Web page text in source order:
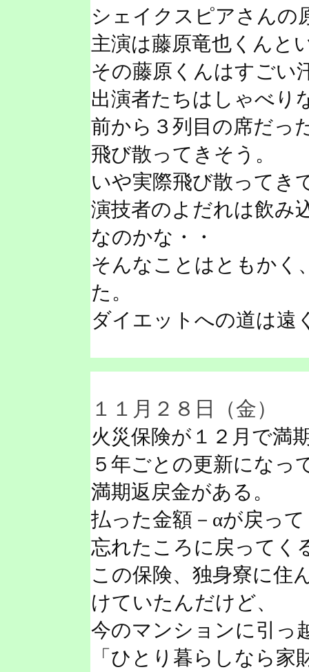
シェイクスピアさんの
主演は藤原竜也くんと
その藤原くんはすごい
出演者たちはしゃべり
前から３列目の席だっ
飛び散ってきそう。
いや実際飛び散ってき
演技者のよだれは飲み
なのかな・・
そんなことはともかく
た。
ダイエットへの道は遠
１１月２８日（金）
火災保険が１２月で満
５年ごとの更新になっ
満期返戻金がある。
払った金額－αが戻っ
忘れたころに戻ってく
この保険、独身寮に住
けていたんだけど、
今のマンションに引っ
「ひとり暮らしなら